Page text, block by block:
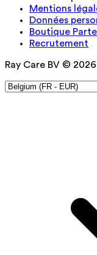
Mentions
Données
Boutique
Recrutement
Ray Care BV © 2026